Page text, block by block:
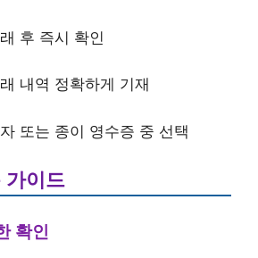
후 즉시 확인
내역 정확하게 기재
또는 종이 영수증 중 선택
가이드
확인